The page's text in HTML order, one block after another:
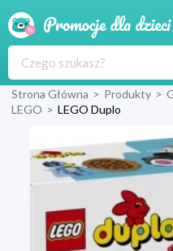
Strona Główna > Produkty >
LEGO > LEGO Duplo